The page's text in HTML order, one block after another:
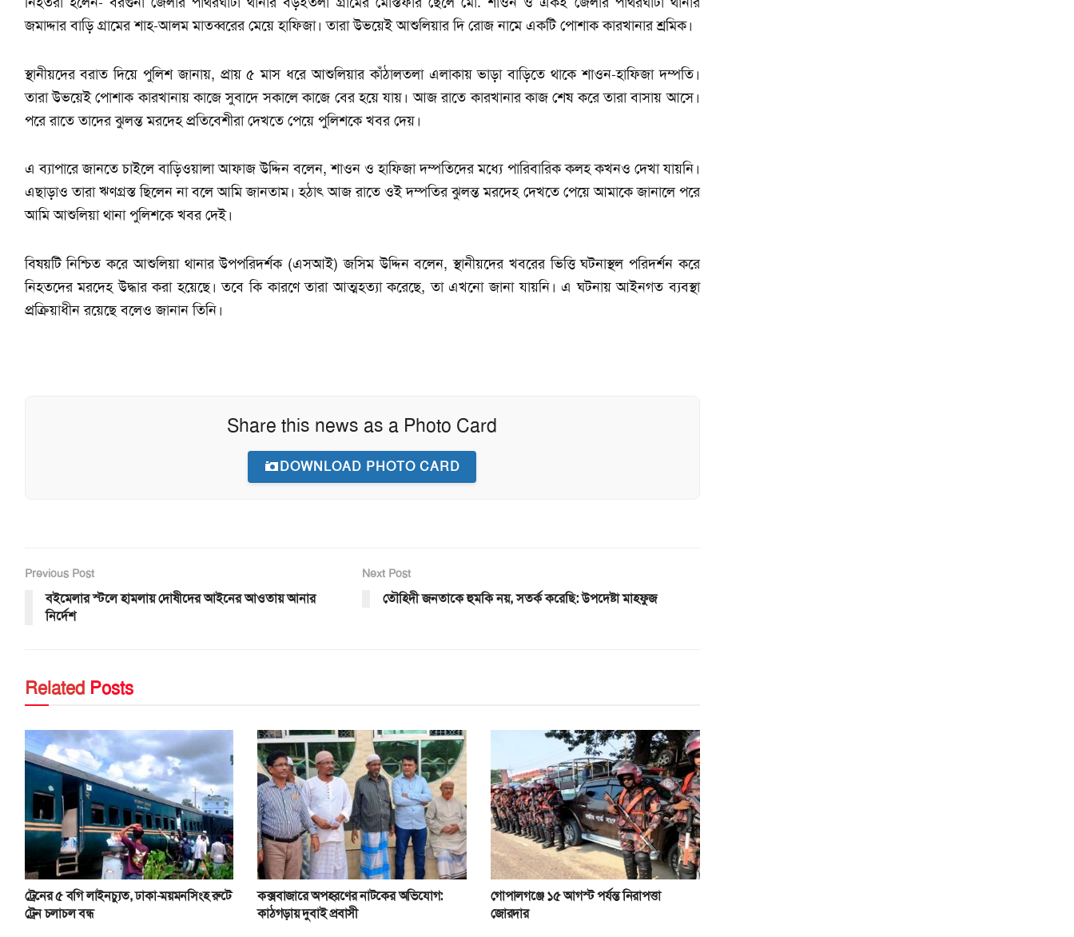
জমাদ্দার বাড়ি গ্রামের শাহ-আলম মাতব্বরের মেয়ে হাফিজা। তারা উভয়েই আশুলিয়ার দি রোজ নামে একটি পোশাক কারখানার শ্রমিক।
স্থানীয়দের বরাত দিয়ে পুলিশ জানায়, প্রায় ৫ মাস ধরে আশুলিয়ার কাঁঠালতলা এলাকায় ভাড়া বাড়িতে থাকে শাওন-হাফিজা দম্পতি।
তারা উভয়েই পোশাক কারখানায় কাজে সুবাদে সকালে কাজে বের হয়ে যায়। আজ রাতে কারখানার কাজ শেষ করে তারা বাসায় আসে।
পরে রাতে তাদের ঝুলন্ত মরদেহ প্রতিবেশীরা দেখতে পেয়ে পুলিশকে খবর দেয়।
এ ব্যাপারে জানতে চাইলে বাড়িওয়ালা আফাজ উদ্দিন বলেন, শাওন ও হাফিজা দম্পতিদের মধ্যে পারিবারিক কলহ কখনও দেখা যায়নি।
এছাড়াও তারা ঋণগ্রস্ত ছিলেন না বলে আমি জানতাম। হঠাৎ আজ রাতে ওই দম্পতির ঝুলন্ত মরদেহ দেখতে পেয়ে আমাকে জানালে পরে
আমি আশুলিয়া থানা পুলিশকে খবর দেই।
বিষয়টি নিশ্চিত করে আশুলিয়া থানার উপপরিদর্শক (এসআই) জসিম উদ্দিন বলেন, স্থানীয়দের খবরের ভিত্তি ঘটনাস্থল পরিদর্শন করে
নিহতদের মরদেহ উদ্ধার করা হয়েছে। তবে কি কারণে তারা আত্মহত্যা করেছে, তা এখনো জানা যায়নি। এ ঘটনায় আইনগত ব্যবস্থা
প্রক্রিয়াধীন রয়েছে বলেও জানান তিনি।
Share this news as a Photo Card
DOWNLOAD PHOTO CARD
Previous Post
বইমেলার স্টলে হামলায় দোষীদের আইনের আওতায় আনার
নির্দেশ
Next Post
তৌহিদী জনতাকে হুমকি নয়, সতর্ক করেছি: উপদেষ্টা মাহফুজ
RelatedPosts
ট্রেনের ৫ বগি লাইনচ্যুত, ঢাকা-ময়মনসিংহ রুটে
ট্রেন চলাচল বন্ধ
কক্সবাজারে অপহরণের নাটকের অভিযোগ:
কাঠগড়ায় দুবাই প্রবাসী
গোপালগঞ্জে ১৫ আগস্ট পর্যন্ত নিরাপত্তা
জোরদার